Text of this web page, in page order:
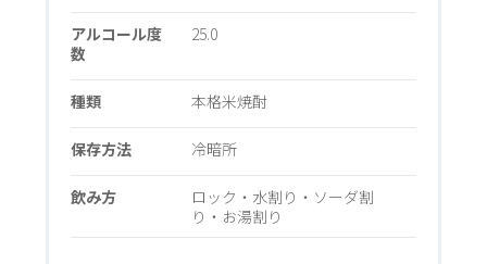
アルコール度
数
25.0
種類 本格米焼酎
保存方法 冷暗所
飲み方
ロック・水割り・ソーダ割
り・お湯割り